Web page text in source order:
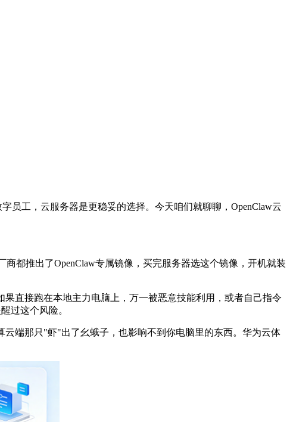
员工，云服务器是更稳妥的选择。今天咱们就聊聊， OpenClaw云
商都推出了OpenClaw专属镜像，买完服务器选这个镜像，开机就装
直接跑在本地主力电脑上，万一被恶意技能利用，或者自己指令
过这个风险。
云端那只 "虾"出了幺蛾子，也影响不到你电脑里的东西。华为云体